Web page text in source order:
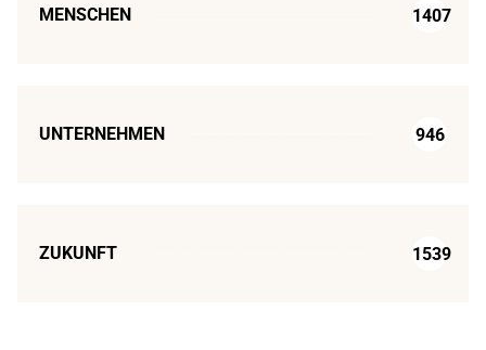
MENSCHEN 1407
UNTERNEHMEN 946
ZUKUNFT 1539